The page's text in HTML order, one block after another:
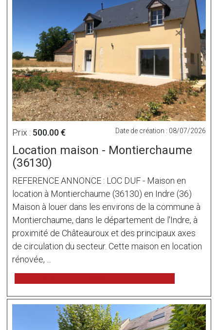
Prix : 500.00 € Date de création : 08/07/2026
Location maison - Montierchaume
(36130)
REFERENCE ANNONCE : LOC DUF - Maison en
location à Montierchaume (36130) en Indre (36)
Maison à louer dans les environs de la commune à
Montierchaume, dans le département de l'Indre, à
proximité de Châteauroux et des principaux axes
de circulation du secteur. Cette maison en location
rénovée, ...